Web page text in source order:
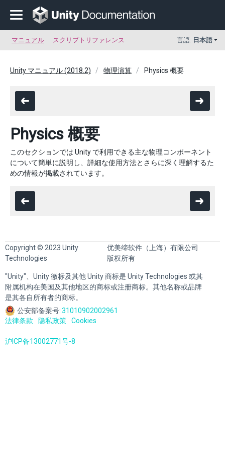
マニュアル スクリプトリファレンス 言語: 日本語
Unity マニュアル (2018.2) 物理演算 Physics 概要
Physics 概要
このセクションでは Unity で利用できる主な物理コンポーネント
について簡単に説明し、詳細な使用方法とさらに深く理解するた
めの情報が掲載されています。
Copyright © 2023 Unity
Technologies
优美缔软件（上海）有限公司
版权所有
"Unity"、Unity 徽标及其他 Unity 商标是 Unity Technologies 或其
附属机构在美国及其他地区的商标或注册商标。其他名称或品牌
是其各自所有者的商标。
公安部备案号:31010902002961
法律条款
隐私政策 Cookies
沪ICP备13002771号-8